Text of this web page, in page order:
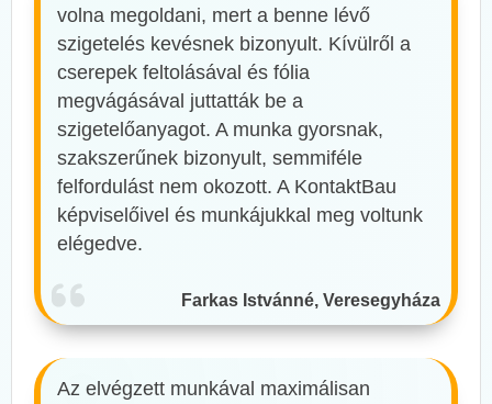
volna megoldani, mert a benne lévő
szigetelés kevésnek bizonyult. Kívülről a
cserepek feltolásával és fólia
megvágásával juttatták be a
szigetelőanyagot. A munka gyorsnak,
szakszerűnek bizonyult, semmiféle
felfordulást nem okozott. A KontaktBau
képviselőivel és munkájukkal meg voltunk
elégedve.
Farkas Istvánné, Veresegyháza
Az elvégzett munkával maximálisan